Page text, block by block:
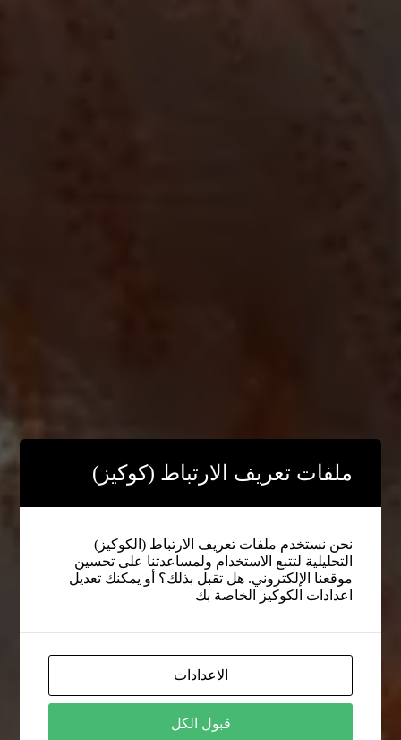
ملفات تعريف الارتباط (كوكيز)
نحن نستخدم ملفات تعريف الارتباط (الكوكيز)
التحليلية لتتبع الاستخدام ولمساعدتنا على تحسين
موقعنا الإلكتروني. هل تقبل بذلك؟ أو يمكنك تعديل
اعدادات الكوكيز الخاصة بك
الاعدادات
قبول الكل